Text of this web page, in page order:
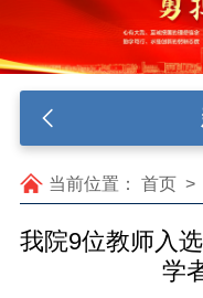
当前位置： 首页>
我院9位教师入
学